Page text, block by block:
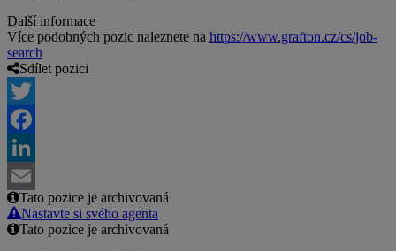
Další informace
Více podobných pozic naleznete na https://www.grafton.cz/cs/job-
search
Sdílet pozici
Twitter
Facebook
LinkedIn
Email
Tato pozice je archivovaná
Nastavte si svého agenta
Tato pozice je archivovaná